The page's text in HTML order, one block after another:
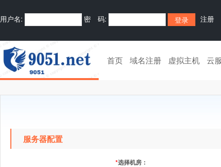
用户名: 密 码: 注册
首页 域名注册 虚拟主机 云
服务器配置
*选择机房：